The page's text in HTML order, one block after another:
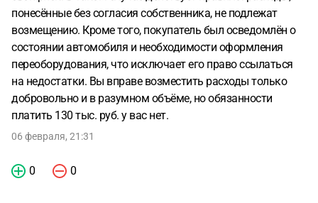
понесённые без согласия собственника, не подлежат
возмещению. Кроме того, покупатель был осведомлён о
состоянии автомобиля и необходимости оформления
переоборудования, что исключает его право ссылаться
на недостатки. Вы вправе возместить расходы только
добровольно и в разумном объёме, но обязанности
платить 130 тыс. руб. у вас нет.
06 февраля, 21:31
0 0